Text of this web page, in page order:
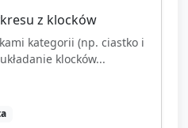
z klocków
kategorii (np. ciastko i
klocków...